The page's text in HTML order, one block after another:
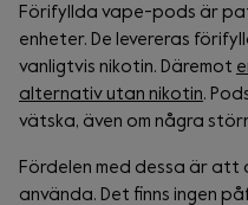
Förifyllda vape-pods är
enheter. De levereras
vanligtvis nikotin. Däremot
alternativ utan nikotin.
vätska, även om några
Fördelen med dessa är
använda. Det finns ingen